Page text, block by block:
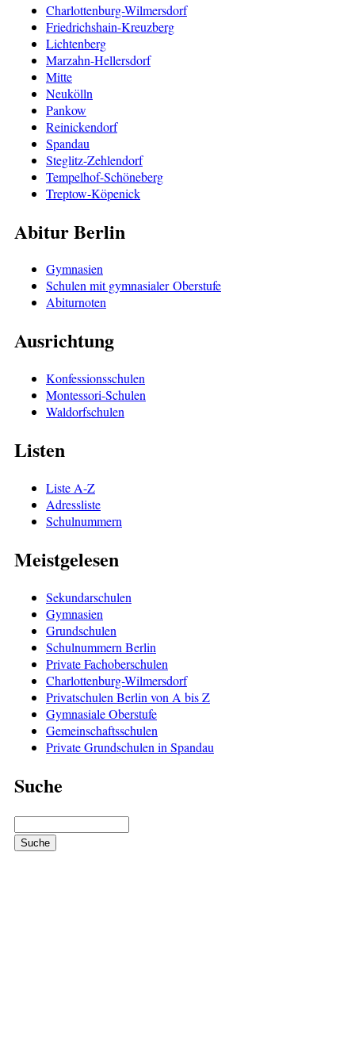
Charlottenburg-Wilmersdorf
Friedrichshain-Kreuzberg
Lichtenberg
Marzahn-Hellersdorf
Mitte
Neukölln
Pankow
Reinickendorf
Spandau
Steglitz-Zehlendorf
Tempelhof-Schöneberg
Treptow-Köpenick
Abitur Berlin
Gymnasien
Schulen mit gymnasialer Oberstufe
Abiturnoten
Ausrichtung
Konfessionsschulen
Montessori-Schulen
Waldorfschulen
Listen
Liste A-Z
Adressliste
Schulnummern
Meistgelesen
Sekundarschulen
Gymnasien
Grundschulen
Schulnummern Berlin
Private Fachoberschulen
Charlottenburg-Wilmersdorf
Privatschulen Berlin von A bis Z
Gymnasiale Oberstufe
Gemeinschaftsschulen
Private Grundschulen in Spandau
Suche